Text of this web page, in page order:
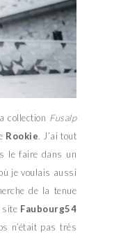
collection Fusalp
Rookie. J’ai tout
le faire dans un
je voulais aussi
de la tenue
site Faubourg54
n’était pas très